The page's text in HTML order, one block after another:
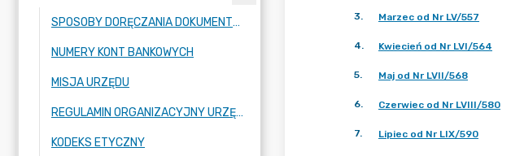
SPOSOBY DORĘCZANIA DOKUMENTÓW DO URZĘDU MIASTA RADZIONKÓW
NUMERY KONT BANKOWYCH
MISJA URZĘDU
REGULAMIN ORGANIZACYJNY URZĘDU
KODEKS ETYCZNY
3. Marzec od Nr LV/557
4. Kwiecień od Nr LVI/564
5. Maj od Nr LVII/568
6. Czerwiec od Nr LVIII/580
7. Lipiec od Nr LIX/590